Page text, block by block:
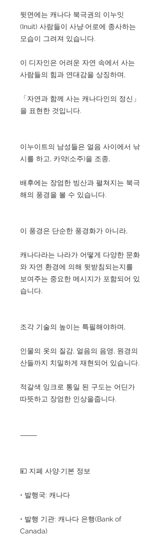
뒷면에는 캐나다 북극권의 이누잇
(Inuit) 사람들이 사냥·어로에 종사하는
모습이 그려져 있습니다.
이 디자인은 어려운 자연 속에서 사는
사람들의 힘과 연대감을 상징하며,
「자연과 함께 사는 캐나다인의 정신」
을 표현한 것입니다.
이누이트의 남성들은 얼음 사이에서 낚
시를 하고, 카약(소주)을 조종,
배후에는 장엄한 빙산과 펼쳐지는 북극
해의 풍경을 볼 수 있습니다.
이 풍경은 단순한 풍경화가 아니라,
캐나다라는 나라가 어떻게 다양한 문화
와 자연 환경에 의해 뒷받침되는지를
보여주는 중요한 메시지가 포함되어 있
습니다.
조각 기술의 높이는 특필해야하며,
인물의 옷의 질감, 얼음의 음영, 원경의
산들까지 치밀하게 재현되어 있습니다.
적갈색 잉크로 통일 된 구도는 어딘가
따뜻하고 장엄한 인상을줍니다.
⸻
💴 지폐 사양·기본 정보
• 발행국: 캐나다
• 발행 기관: 캐나다 은행(Bank of
Canada)